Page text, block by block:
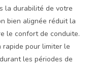
la durabilité de votre
bien alignée réduit la
le confort de conduite.
rapide pour limiter le
les périodes de